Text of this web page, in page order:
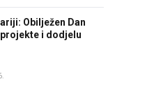
Obilježen Dan
i dodjelu